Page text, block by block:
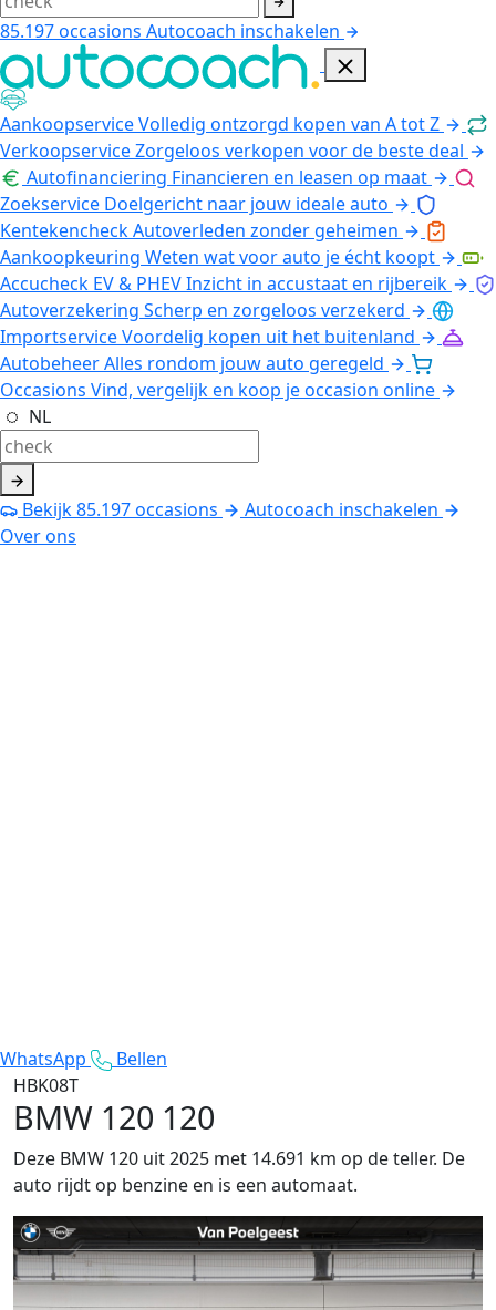
85.197occasions Autocoach inschakelen
AankoopserviceVolledig ontzorgd kopen van A tot Z
VerkoopserviceZorgeloos verkopen voor de beste deal
Autofinanciering Financieren en leasen op maat
Zoekservice Doelgericht naar jouw ideale auto
KentekencheckAutoverleden zonder geheimen
Aankoopkeuring Weten wat voor auto je écht koopt
Accucheck EV & PHEVInzicht in accustaat en rijbereik
Autoverzekering Scherp en zorgeloos verzekerd
ImportserviceVoordelig kopen uit het buitenland
AutobeheerAlles rondom jouw auto geregeld
Occasions Vind, vergelijk en koop je occasion online
NL
Bekijk85.197occasions
Autocoach inschakelen
Over ons
WhatsApp
Bellen
HBK08T
BMW 120 120
Deze BMW 120 uit 2025 met 14.691 km op de teller. De
auto rijdt op benzine en is een automaat.